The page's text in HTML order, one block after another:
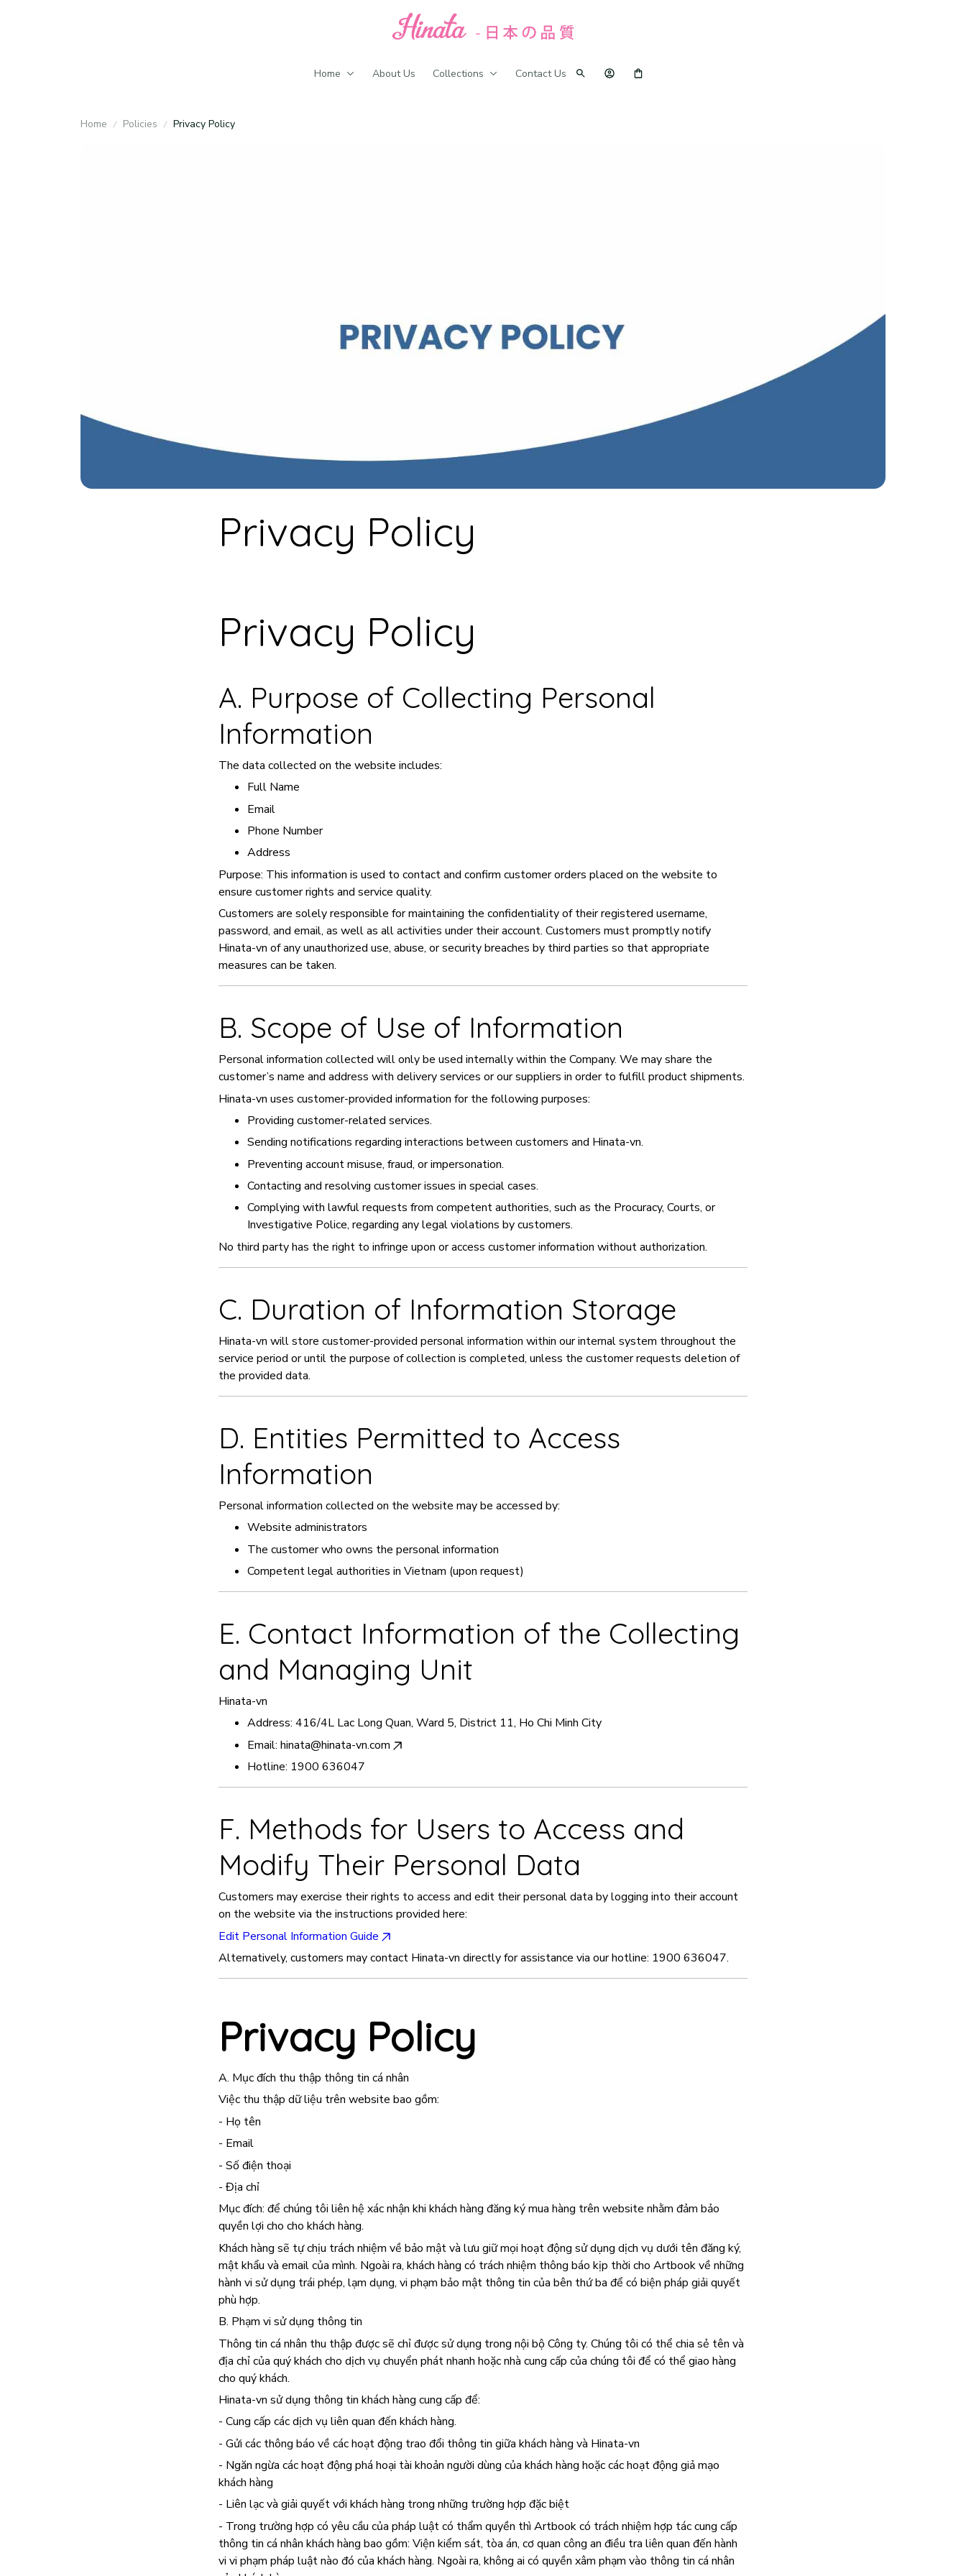
Home About Us Collections Contact Us
Home Policies Privacy Policy
Privacy Policy
Privacy Policy
A. Purpose of Collecting Personal
Information
The data collected on the website includes:
Full Name
Email
Phone Number
Address
Purpose: This information is used to contact and confirm customer orders placed on the website to
ensure customer rights and service quality.
Customers are solely responsible for maintaining the confidentiality of their registered username,
password, and email, as well as all activities under their account. Customers must promptly notify
Hinata-vn of any unauthorized use, abuse, or security breaches by third parties so that appropriate
measures can be taken.
B. Scope of Use of Information
Personal information collected will only be used internally within the Company. We may share the
customer’s name and address with delivery services or our suppliers in order to fulfill product shipments.
Hinata-vn uses customer-provided information for the following purposes:
Providing customer-related services.
Sending notifications regarding interactions between customers and Hinata-vn.
Preventing account misuse, fraud, or impersonation.
Contacting and resolving customer issues in special cases.
Complying with lawful requests from competent authorities, such as the Procuracy, Courts, or
Investigative Police, regarding any legal violations by customers.
No third party has the right to infringe upon or access customer information without authorization.
C. Duration of Information Storage
Hinata-vn will store customer-provided personal information within our internal system throughout the
service period or until the purpose of collection is completed, unless the customer requests deletion of
the provided data.
D. Entities Permitted to Access
Information
Personal information collected on the website may be accessed by:
Website administrators
The customer who owns the personal information
Competent legal authorities in Vietnam (upon request)
E. Contact Information of the Collecting
and Managing Unit
Hinata-vn
Address: 416/4L Lac Long Quan, Ward 5, District 11, Ho Chi Minh City
Email: hinata@hinata-vn.com
Hotline: 1900 636047
F. Methods for Users to Access and
Modify Their Personal Data
Customers may exercise their rights to access and edit their personal data by logging into their account
on the website via the instructions provided here:
Edit Personal Information Guide
Alternatively, customers may contact Hinata-vn directly for assistance via our hotline: 1900 636047.
Privacy Policy
A. Mục đích thu thập thông tin cá nhân
Việc thu thập dữ liệu trên website bao gồm:
- Họ tên
- Email
- Số điện thoại
- Địa chỉ
Mục đích: để chúng tôi liên hệ xác nhận khi khách hàng đăng ký mua hàng trên website nhằm đảm bảo
quyền lợi cho cho khách hàng.
Khách hàng sẽ tự chịu trách nhiệm về bảo mật và lưu giữ mọi hoạt động sử dụng dịch vụ dưới tên đăng ký,
mật khẩu và email của mình. Ngoài ra, khách hàng có trách nhiệm thông báo kịp thời cho Artbook về những
hành vi sử dụng trái phép, lạm dụng, vi phạm bảo mật thông tin của bên thứ ba để có biện pháp giải quyết
phù hợp.
B. Phạm vi sử dụng thông tin
Thông tin cá nhân thu thập được sẽ chỉ được sử dụng trong nội bộ Công ty. Chúng tôi có thể chia sẻ tên và
địa chỉ của quý khách cho dịch vụ chuyển phát nhanh hoặc nhà cung cấp của chúng tôi để có thể giao hàng
cho quý khách.
Hinata-vn sử dụng thông tin khách hàng cung cấp để:
- Cung cấp các dịch vụ liên quan đến khách hàng.
- Gửi các thông báo về các hoạt động trao đổi thông tin giữa khách hàng và Hinata-vn
- Ngăn ngừa các hoạt động phá hoại tài khoản người dùng của khách hàng hoặc các hoạt động giả mạo
khách hàng
- Liên lạc và giải quyết với khách hàng trong những trường hợp đặc biệt
- Trong trường hợp có yêu cầu của pháp luật có thẩm quyền thì Artbook có trách nhiệm hợp tác cung cấp
thông tin cá nhân khách hàng bao gồm: Viện kiểm sát, tòa án, cơ quan công an điều tra liên quan đến hành
vi vi phạm pháp luật nào đó của khách hàng. Ngoài ra, không ai có quyền xâm phạm vào thông tin cá nhân
Buy More, Save More
2 Items → 10% OFF
3 Items → 20% OFF